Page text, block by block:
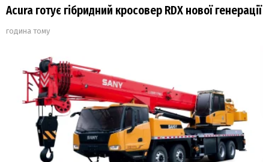
Acura готує гібридний кросовер RDX нової генерації
година тому